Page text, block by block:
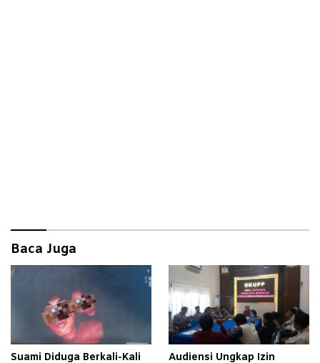
Baca Juga
Suami Diduga Berkali-Kali
Audiensi Ungkap Izin